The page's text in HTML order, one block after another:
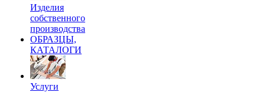
Изделия
собственного
производства
ОБРАЗЦЫ,
КАТАЛОГИ
Услуги